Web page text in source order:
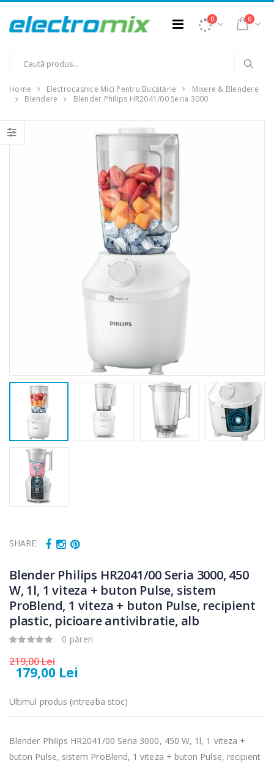
0 0
Home Electrocasnice Mici Pentru Bucătărie
Mixere & Blendere
Blendere
Blender Philips HR2041/00 Seria 3000
SHARE:
Blender Philips HR2041/00 Seria 3000, 450
W, 1l, 1 viteza + buton Pulse, sistem
ProBlend, 1 viteza + buton Pulse, recipient
plastic, picioare antivibratie, alb
0 păreri
219,00 Lei
179,00 Lei
Ultimul produs (intreaba stoc)
Blender Philips HR2041/00 Seria 3000, 450 W, 1l, 1 viteza +
buton Pulse, sistem ProBlend, 1 viteza + buton Pulse, recipient
electric cu filtru
...
89,00 Lei
Masina de tocat
carne Bosch ...
549,00 Lei
-33%
Masina de tocat
carne
NobeLTek ...
199,00 Lei
Heinner HHB-
DC1000SSBK ...
139,00 Lei
Robot de
Heinner ...
299,00 Lei